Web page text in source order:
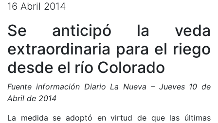
16 Abril 2014
Se anticipó la veda
extraordinaria para el riego
desde el río Colorado
Fuente información Diario La Nueva – Jueves 10 de
Abril de 2014
La medida se adoptó en virtud de que las últimas